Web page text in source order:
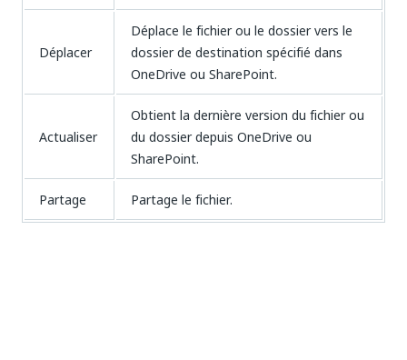
Déplacer
Déplace le fichier ou le dossier vers le
dossier de destination spécifié dans
OneDrive ou SharePoint.
Actualiser
Obtient la dernière version du fichier ou
du dossier depuis OneDrive ou
SharePoint.
Partage Partage le fichier.